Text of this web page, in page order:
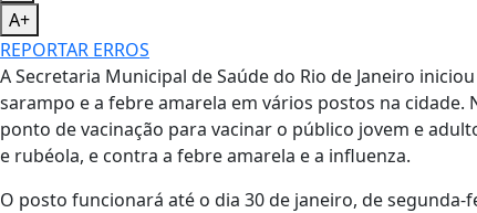
A+
REPORTAR ERROS
A Secretaria Municipal de Saúde do Rio de Janeiro
sarampo e a febre amarela em vários postos na
ponto de vacinação para vacinar o público jovem e
e rubéola, e contra a febre amarela e a influenza.
O posto funcionará até o dia 30 de janeiro, de